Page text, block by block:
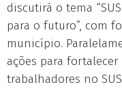
discutirá o tema
para o futuro”, com
município.
ações para fortalecer
trabalhadores no